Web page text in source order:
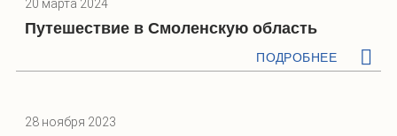
20 марта 2024
Путешествие в Смоленскую область
ПОДРОБНЕЕ
28 ноября 2023